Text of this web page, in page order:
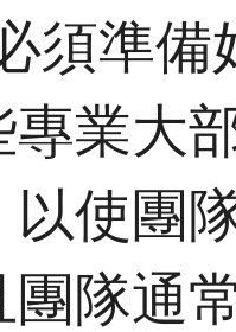
須準
專業大
使團
團隊通